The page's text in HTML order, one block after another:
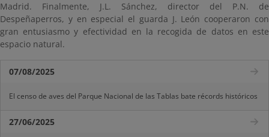
Madrid. Finalmente, J.L. Sánchez, director del P.N. de
Despeñaperros, y en especial el guarda J. León cooperaron con
gran entusiasmo y efectividad en la recogida de datos en este
espacio natural.
07/08/2025
El censo de aves del Parque Nacional de las Tablas bate récords históricos
27/06/2025